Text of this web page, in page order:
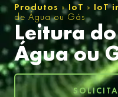
Produtos »IoT » IoT
de Água ou Gás
Leitura
Água ou